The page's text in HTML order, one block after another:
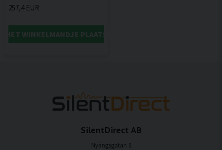
257,4 EUR
HET WINKELMANDJE PLAATSEN
SilentDirect AB
Nyängsgatan 6